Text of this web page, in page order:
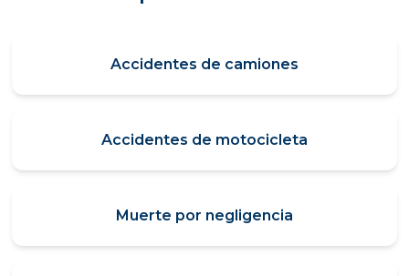
Accidentes de camiones
Accidentes de motocicleta
Muerte por negligencia